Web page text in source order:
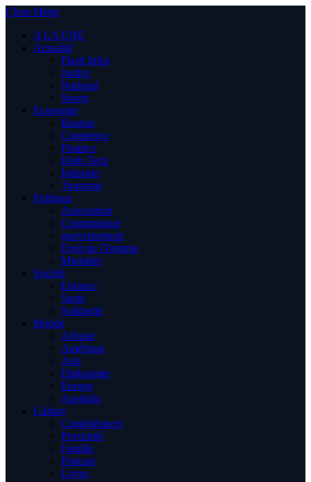
Close Menu
A LA UNE
Actualité
Flash Infos
Justice
National
Sports
Economie
Banque
Commerce
Finance
High-Tech
Industrie
Tourisme
Politique
Association
Communiqué
gouvernement
Droit de l’homme
Ministère
Société
Enfance
Santé
Solidarité
Monde
Afrique
Amérique
Asie
Diplomatie
Europe
Australia
Culture
Condoléances
Proximité
Famille
Podcast
Livres